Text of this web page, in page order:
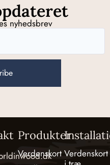
nyhedsbrev
Produkter
Verdenskort Verdenskort